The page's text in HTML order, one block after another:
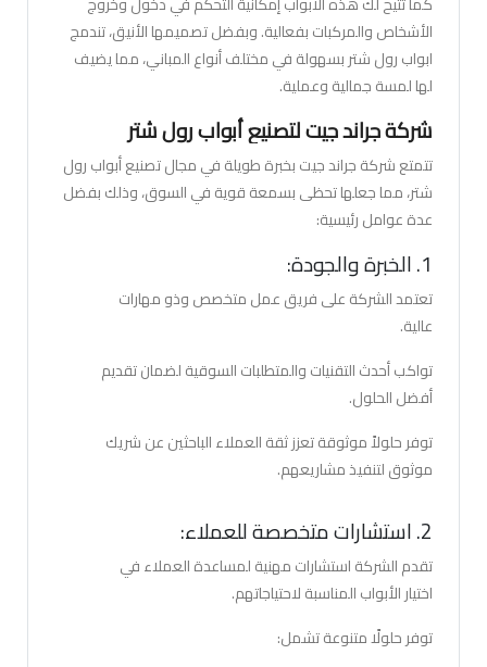
الأشخاص والمركبات بفعالية. وبفضل تصميمها الأنيق، تندمج
ابواب رول شتر بسهولة في مختلف أنواع المباني، مما يضيف
لها لمسة جمالية وعملية.
شركة جراند جيت لتصنيع أبواب رول شتر
تتمتع شركة جراند جيت بخبرة طويلة في مجال تصنيع أبواب رول
شتر، مما جعلها تحظى بسمعة قوية في السوق، وذلك بفضل
عدة عوامل رئيسية:
1. الخبرة والجودة:
تعتمد الشركة على فريق عمل متخصص وذو مهارات
عالية.
تواكب أحدث التقنيات والمتطلبات السوقية لضمان تقديم
أفضل الحلول.
توفر حلولاً موثوقة تعزز ثقة العملاء الباحثين عن شريك
موثوق لتنفيذ مشاريعهم.
2. استشارات متخصصة للعملاء:
تقدم الشركة استشارات مهنية لمساعدة العملاء في
اختيار الأبواب المناسبة لاحتياجاتهم.
توفر حلولًا متنوعة تشمل: